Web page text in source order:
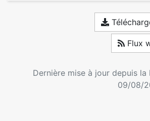
Flux
Dernière mise à jour depuis la
09/08/